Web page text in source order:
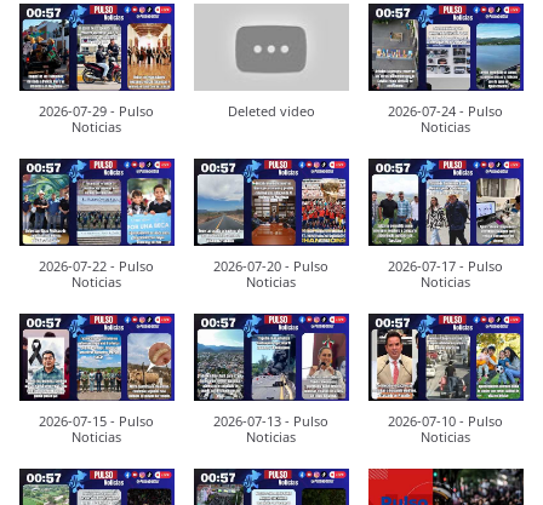
2026-07-29 - Pulso
Noticias
Deleted video
2026-07-24 - Pulso
Noticias
2026-07-22 - Pulso
Noticias
2026-07-20 - Pulso
Noticias
2026-07-17 - Pulso
Noticias
2026-07-15 - Pulso
Noticias
2026-07-13 - Pulso
Noticias
2026-07-10 - Pulso
Noticias